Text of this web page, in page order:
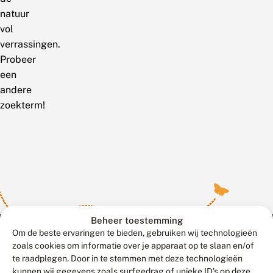
Beheer toestemming
Om de beste ervaringen te bieden, gebruiken wij technologieën
zoals cookies om informatie over je apparaat op te slaan en/of
te raadplegen. Door in te stemmen met deze technologieën
kunnen wij gegevens zoals surfgedrag of unieke ID's op deze
natuur
vol
verrassingen.
Probeer
een
andere
zoekterm!
Meld waarnemingen© 2026 Vlinderstichting